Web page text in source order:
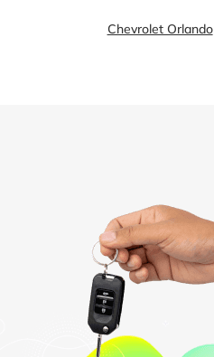
Chevrolet Orlando